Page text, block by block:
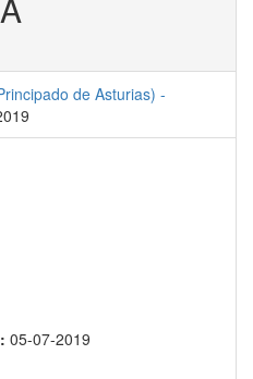
de Asturias) -
05-07-2019